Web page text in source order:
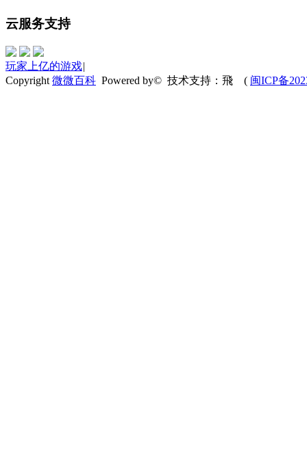
云服务支持
玩家上亿的游戏|
Copyright 微微百科 Powered by© 技术支持：飛 ( 闽ICP备